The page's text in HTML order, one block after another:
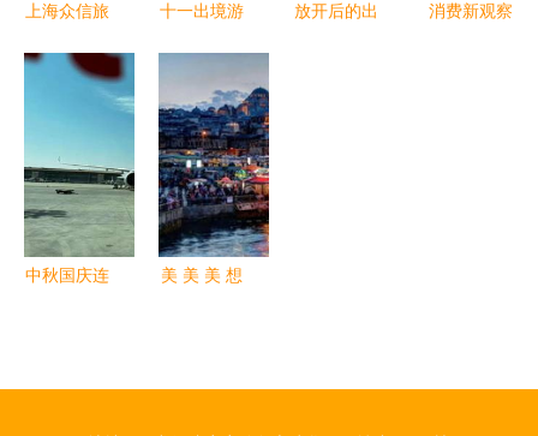
上海众信旅
提质保量，
游新图景
十一出境游
贵成为市场
亮点
放开后的出
消费新观察
中秋国庆连
美 美 美 想